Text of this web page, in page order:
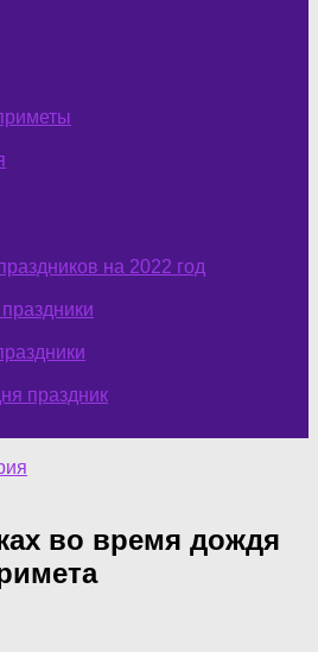
на 2022 год
праздник
во время дождя